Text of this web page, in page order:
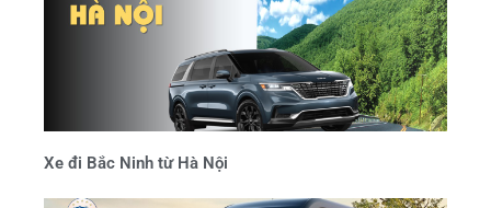
Xe đi Bắc Ninh từ Hà Nội